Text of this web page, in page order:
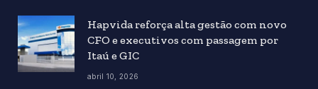
Hapvida reforça alta gestão com novo
CFO e executivos com passagem por
Itaú e GIC
abril 10, 2026